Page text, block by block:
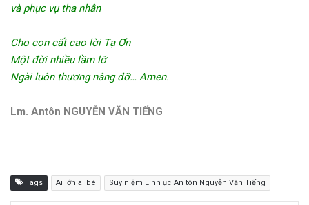
và phục vụ tha nhân
Cho con cất cao lời Tạ Ơn
Một đời nhiều lầm lỡ
Ngài luôn thương nâng đỡ… Amen.
Lm. Antôn NGUYỄN VĂN TIẾNG
Tags Ai lớn ai bé Suy niệm Linh ục An tôn Nguyễn Văn Tiếng